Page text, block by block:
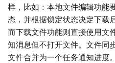
样，比如：本地文件编辑功能
态，并根据锁定状态决定下载
而下载文件功能则直接使用文
知消息但不打开文件。文件同
文件合并为一个任务通知进度